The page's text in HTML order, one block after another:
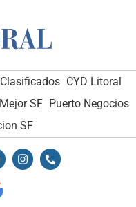
Clasificados CYD Litoral
SF Puerto Negocios
SF